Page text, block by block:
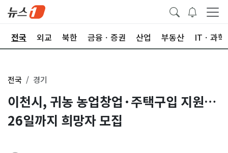
전국 외교 북한 금융ㆍ증권 산업 부동산 ITㆍ과학
전국 경기
이천시, 귀농 농업창업·주택구입 지원…
26일까지 희망자 모집